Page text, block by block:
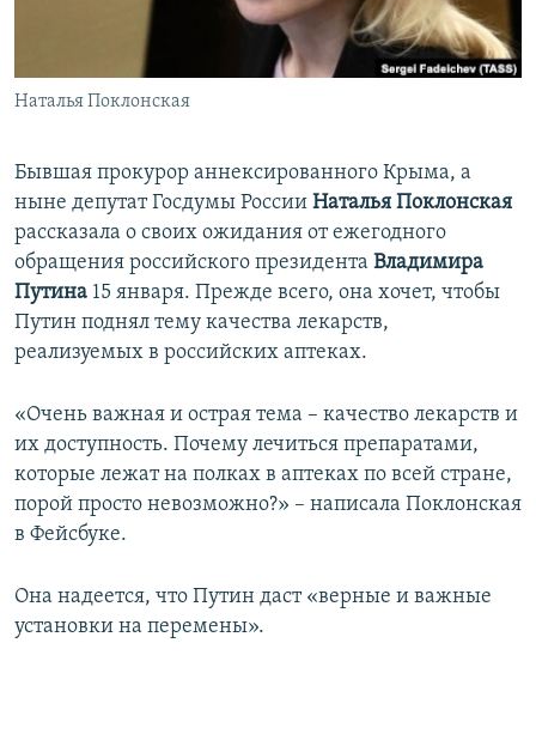
КРЫМ.НЕПОКОРЕННЫЙ
ELIFBE
Все сайты RFE/RL
Наталья Поклонская
Бывшая прокурор аннексированного Крыма, а
ныне депутат Госдумы России Наталья Поклонская
рассказала о своих ожидания от ежегодного
обращения российского президента Владимира
Путина 15 января. Прежде всего, она хочет, чтобы
Путин поднял тему качества лекарств,
реализуемых в российских аптеках.
«Очень важная и острая тема – качество лекарств и
их доступность. Почему лечиться препаратами,
которые лежат на полках в аптеках по всей стране,
порой просто невозможно?» – написала Поклонская
в Фейсбуке.
Она надеется, что Путин даст «верные и важные
установки на перемены».